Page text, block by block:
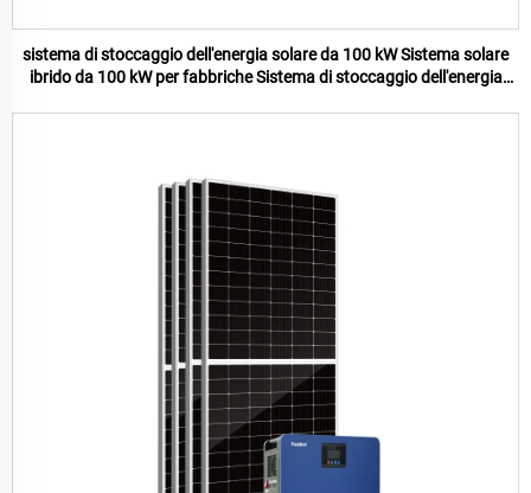
sistema di stoccaggio dell'energia solare da 100 kW Sistema solare
ibrido da 100 kW per fabbriche Sistema di stoccaggio dell'energia